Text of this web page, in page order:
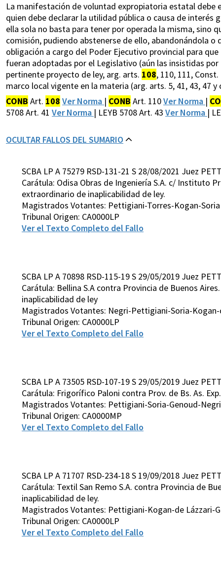
La manifestación de voluntad expropiatoria estatal
quien debe declarar la utilidad pública o causa de interés
ella sola no basta para tener por operada la misma, sino
comisión, pudiendo abstenerse de ello, abandonándola
obligación a cargo del Poder Ejecutivo provincial para
fueran adoptadas por el Legislativo (aún las insistidas
pertinente proyecto de ley, arg. arts. 108, 110, 111,
marco local vigente en la materia (arg. arts. 5, 41, 43, 47 y
CONB Art. 108 Ver Norma | CONB Art. 110Ver Norma |
5708 Art. 41 Ver Norma | LEYB 5708 Art. 43 Ver Norma |
OCULTAR FALLOS DEL SUMARIO
SCBA LP A 75279 RSD-131-21 S 28/08/2021 Juez
Carátula: Odisa Obras de Ingeniería S.A. c/ Instituto
extraordinario de inaplicabilidad de ley.
Magistrados Votantes: Pettigiani-Torres-Kogan-Soria
Tribunal Origen: CA0000LP
Ver el Texto Completo del Fallo
SCBA LP A 70898 RSD-115-19 S 29/05/2019 Juez
Carátula: Bellina S.A contra Provincia de Buenos
inaplicabilidad de ley
Magistrados Votantes: Negri-Pettigiani-Soria-
Tribunal Origen: CA0000LP
Ver el Texto Completo del Fallo
SCBA LP A 73505 RSD-107-19 S 29/05/2019 Juez
Carátula: Frigorífico Paloni contra Prov. de Bs. As.
Magistrados Votantes: Pettigiani-Soria-Genoud-
Tribunal Origen: CA0000MP
Ver el Texto Completo del Fallo
SCBA LP A 71707 RSD-234-18 S 19/09/2018 Juez
Carátula: Textil San Remo S.A. contra Provincia de
inaplicabilidad de ley.
Magistrados Votantes: Pettigiani-Kogan-de Lázzari-
Tribunal Origen: CA0000LP
Ver el Texto Completo del Fallo